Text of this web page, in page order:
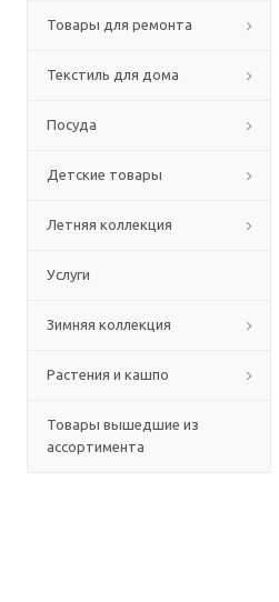
Товары для ремонта
Текстиль для дома
Посуда
Детские товары
Летняя коллекция
Услуги
Зимняя коллекция
Растения и кашпо
Товары вышедшие из
ассортимента